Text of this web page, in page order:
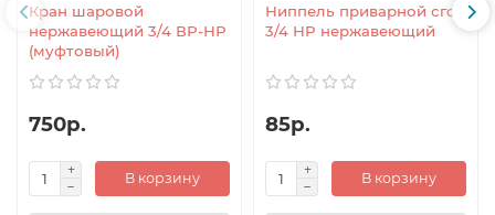
Кран шаровой
нержавеющий 3/4 ВР-НР
(муфтовый)
750р.
В корзину
Ниппель приварной сгон
3/4 НР нержавеющий
85р.
В корзину